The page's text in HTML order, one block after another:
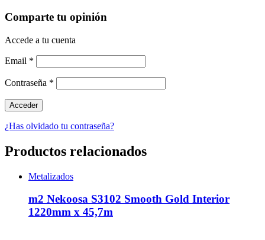
Comparte tu opinión
Accede a tu cuenta
Email *
Contraseña *
¿Has olvidado tu contraseña?
Productos relacionados
Metalizados
m2 Nekoosa S3102 Smooth Gold Interior
1220mm x 45,7m